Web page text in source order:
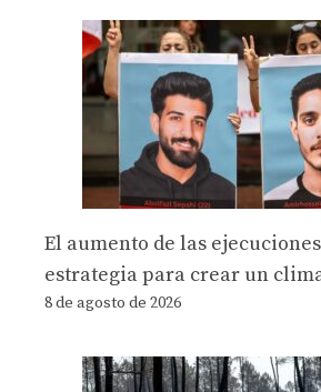
El aumento de las
estrategia para crear un
8 de agosto de 2026